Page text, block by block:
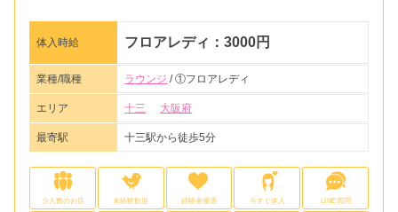
体入時給 フロアレディ：3000円
業種/職種 ラウンジ / ①フロアレディ
エリア 十三 大阪府
最寄駅 十三駅から徒歩5分
少人数のお店 未経験歓迎 経験者優遇 今すぐ体入 LINE質問